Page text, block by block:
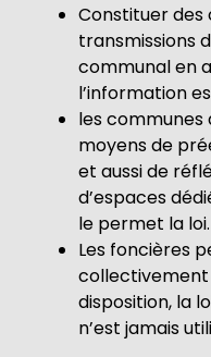
Constituer des
transmissions
communal en
l’information
les communes
moyens de
et aussi de
d’espaces
le permet la loi.
Les foncières
disposition, la
n’est jamais